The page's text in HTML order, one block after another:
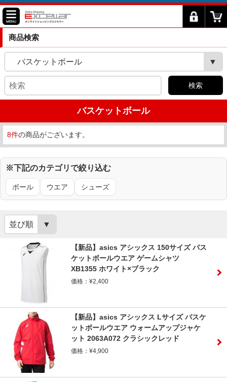
商品検索
バスケットボール
検索
バスケットボール
8件の商品がございます。
※下記のカテゴリで絞り込む
ボール ウエア シューズ
並び順
【新品】asics アシックス 150サイズ バス
ケットボールウエア ゲームシャツ
XB1355 ホワイト×ブラック
価格：¥2,400
【新品】asics アシックス Lサイズ バスケ
ットボールウエア ウォームアップジャケ
ット 2063A072 クラシックレッド
価格：¥4,900